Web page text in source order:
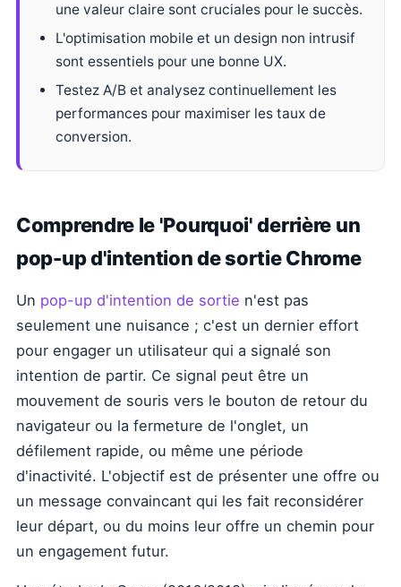
une valeur claire sont cruciales pour le succès.
L'optimisation mobile et un design non intrusif
sont essentiels pour une bonne UX.
Testez A/B et analysez continuellement les
performances pour maximiser les taux de
conversion.
Comprendre le 'Pourquoi' derrière un
pop-up d'intention de sortie Chrome
Un pop-up d'intention de sortie n'est pas
seulement une nuisance ; c'est un dernier effort
pour engager un utilisateur qui a signalé son
intention de partir. Ce signal peut être un
mouvement de souris vers le bouton de retour du
navigateur ou la fermeture de l'onglet, un
défilement rapide, ou même une période
d'inactivité. L'objectif est de présenter une offre ou
un message convaincant qui les fait reconsidérer
leur départ, ou du moins leur offre un chemin pour
un engagement futur.